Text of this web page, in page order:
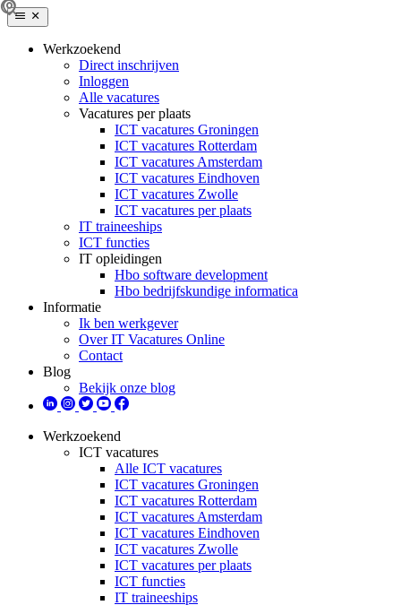
Werkzoekend
Direct inschrijven
Inloggen
Alle vacatures
Vacatures per plaats
ICT vacatures Groningen
ICT vacatures Rotterdam
ICT vacatures Amsterdam
ICT vacatures Eindhoven
ICT vacatures Zwolle
ICT vacatures per plaats
IT traineeships
ICT functies
IT opleidingen
Hbo software development
Hbo bedrijfskundige informatica
Informatie
Ik ben werkgever
Over IT Vacatures Online
Contact
Blog
Bekijk onze blog
Werkzoekend
ICT vacatures
Alle ICT vacatures
ICT vacatures Groningen
ICT vacatures Rotterdam
ICT vacatures Amsterdam
ICT vacatures Eindhoven
ICT vacatures Zwolle
ICT vacatures per plaats
ICT functies
IT traineeships